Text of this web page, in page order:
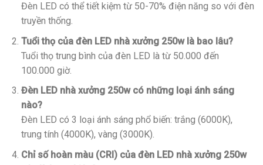
Đèn LED có thể tiết kiệm từ 50-70% điện năng so với đèn
truyền thống.
Tuổi thọ của đèn LED nhà xưởng 250w là bao lâu?
Tuổi thọ trung bình của đèn LED là từ 50.000 đến
100.000 giờ.
Đèn LED nhà xưởng 250w có những loại ánh sáng
nào?
Đèn LED có 3 loại ánh sáng phổ biến: trắng (6000K),
trung tính (4000K), vàng (3000K).
Chỉ số hoàn màu (CRI) của đèn LED nhà xưởng 250w